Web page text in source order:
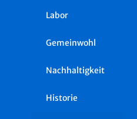
Labor
Gemeinwohl
Nachhaltigkeit
Historie